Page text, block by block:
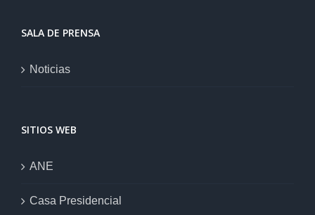
SALA DE PRENSA
Noticias
SITIOS WEB
ANE
Casa Presidencial